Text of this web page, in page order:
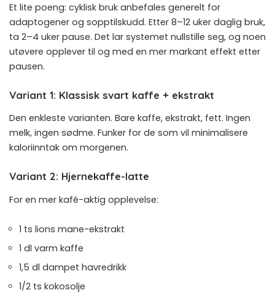
Et lite poeng: cyklisk bruk anbefales generelt for
adaptogener og sopptilskudd. Etter 8–12 uker daglig bruk,
ta 2–4 uker pause. Det lar systemet nullstille seg, og noen
utøvere opplever til og med en mer markant effekt etter
pausen.
Variant 1: Klassisk svart kaffe + ekstrakt
Den enkleste varianten. Bare kaffe, ekstrakt, fett. Ingen
melk, ingen sødme. Funker for de som vil minimalisere
kaloriinntak om morgenen.
Variant 2: Hjernekaffe-latte
For en mer kafé-aktig opplevelse:
1 ts lions mane-ekstrakt
1 dl varm kaffe
1,5 dl dampet havredrikk
1/2 ts kokosolje